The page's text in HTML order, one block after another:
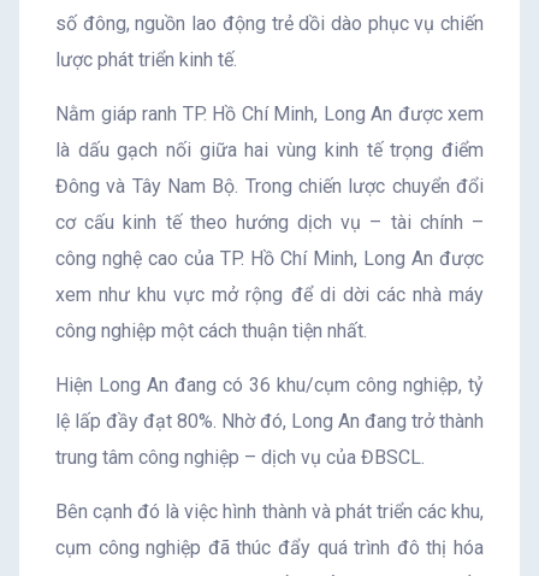
số đông, nguồn lao động trẻ dồi dào phục vụ chiến
lược phát triển kinh tế.
Nằm giáp ranh TP. Hồ Chí Minh, Long An được xem
là dấu gạch nối giữa hai vùng kinh tế trọng điểm
Đông và Tây Nam Bộ. Trong chiến lược chuyển đổi
cơ cấu kinh tế theo hướng dịch vụ – tài chính –
công nghệ cao của TP. Hồ Chí Minh, Long An được
xem như khu vực mở rộng để di dời các nhà máy
công nghiệp một cách thuận tiện nhất.
Hiện Long An đang có 36 khu/cụm công nghiệp, tỷ
lệ lấp đầy đạt 80%. Nhờ đó, Long An đang trở thành
trung tâm công nghiệp – dịch vụ của ĐBSCL.
Bên cạnh đó là việc hình thành và phát triển các khu,
cụm công nghiệp đã thúc đẩy quá trình đô thị hóa